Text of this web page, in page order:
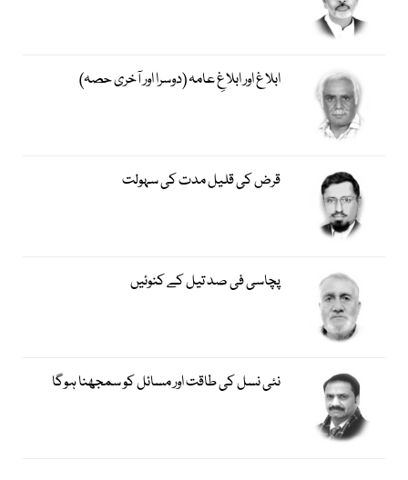
ابلاغ اور ابلاغِ عامہ (دوسرا اور آخری حصہ)
قرض کی قلیل مدت کی سہولت
پچاسی فی صد تیل کے کنوئیں
نئی نسل کی طاقت اور مسائل کو سمجھنا ہوگا